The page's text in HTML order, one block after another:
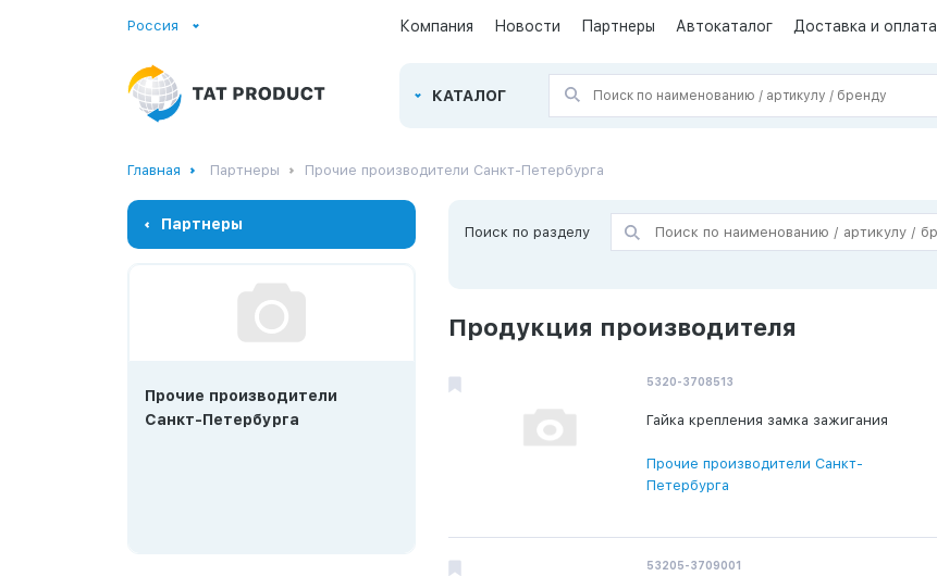
Россия Компания Новости Партнеры Автокаталог Доставка и оплата
КАТАЛОГ
Главная Партнеры Прочие производители Санкт-Петербурга
Партнеры
Прочие производители
Санкт-Петербурга
Поиск по разделу
Продукция производителя
5320-3708513
Гайка крепления замка зажигания
Прочие производители Санкт-
Петербурга
53205-3709001